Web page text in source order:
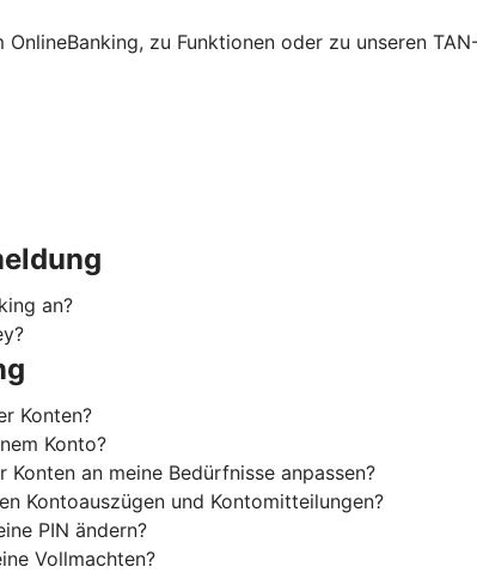
OnlineBanking, zu Funktionen oder zu unseren
an?
Konten?
Konto?
an meine Bedürfnisse anpassen?
Kontoauszügen und Kontomitteilungen?
PIN ändern?
Vollmachten?